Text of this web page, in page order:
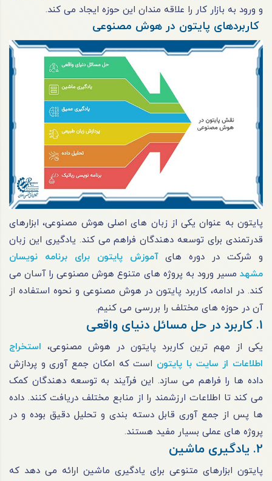
و ورود به بازار کار را علاقه مندان این حوزه ایجاد می کند.
کاربردهای پایتون در هوش مصنوعی
پایتون به عنوان یکی از زبان های اصلی هوش مصنوعی، ابزارهای
قدرتمندی برای توسعه دهندگان فراهم می کند. یادگیری این زبان
و شرکت در دوره هایآموزش پایتون برای برنامه نویسان
مشهد مسیر ورود به پروژه های متنوع هوش مصنوعی را آسان می
کند. در ادامه، کاربرد پایتون در هوش مصنوعی و نحوه استفاده از
آن در حوزه های مختلف را بررسی می کنیم.
1. کاربرد در حل مسائل دنیای واقعی
یکی از مهم ترین کاربرد پایتون در هوش مصنوعی، استخراج
اطلاعات از سایت با پایتون است که امکان جمع آوری و پردازش
داده ها را فراهم می سازد. این فرآیند به توسعه دهندگان کمک
می کند تا اطلاعات ارزشمند را از منابع مختلف دریافت کنند. داده
ها پس از جمع آوری قابل دسته بندی و تحلیل دقیق بوده و در
پروژه های عملی بسیار مفید هستند.
2. یادگیری ماشین
پایتون ابزارهای متنوعی برای یادگیری ماشین ارائه می دهد که